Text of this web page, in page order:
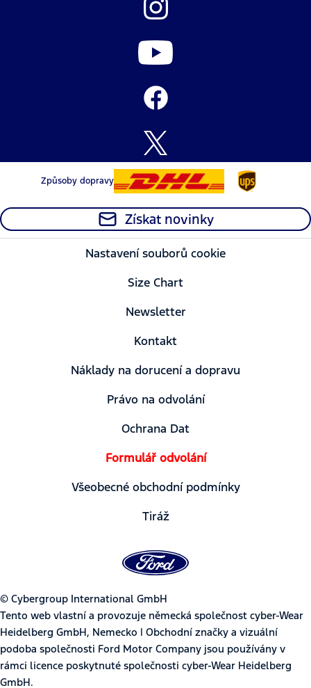
Způsoby dopravy
Získat novinky
Nastavení souborů cookie
Size Chart
Newsletter
Kontakt
Náklady na dorucení a dopravu
Právo na odvolání
Ochrana Dat
Formulář odvolání
Všeobecné obchodní podmínky
Tiráž
© Cybergroup International GmbH
Tento web vlastní a provozuje německá společnost cyber-Wear
Heidelberg GmbH, Nemecko | Obchodní značky a vizuální
podoba společnosti Ford Motor Company jsou používány v
rámci licence poskytnuté společnosti cyber-Wear Heidelberg
GmbH.